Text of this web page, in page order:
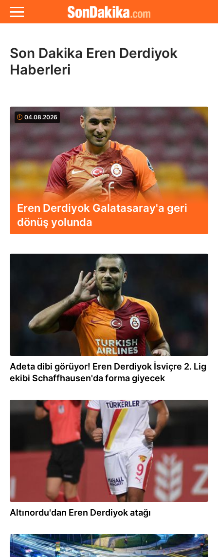
Son Dakika Eren Derdiyok
Haberleri
04.08.2026
Eren Derdiyok Galatasaray'a geri
dönüş yolunda
Adeta dibi görüyor! Eren Derdiyok İsviçre 2. Lig
ekibi Schaffhausen'da forma giyecek
05.02.2023
Altınordu'dan Eren Derdiyok atağı
23.01.2023